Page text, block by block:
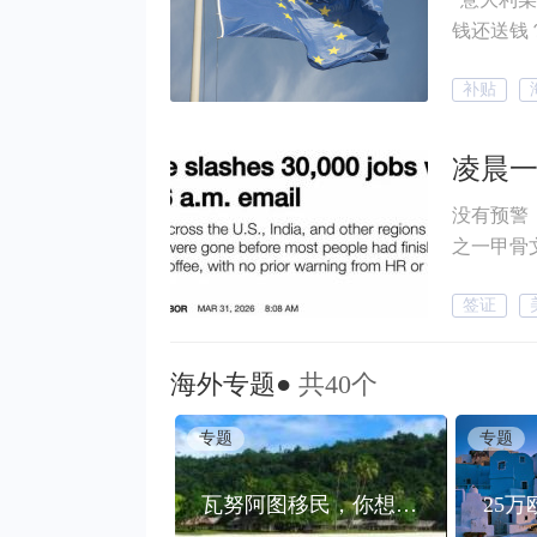
钱还送钱？” “希腊免费住，每月还补贴500欧！
的吗？ 答案是：真的——但没你想的那么简单。 这里面有没有套
补贴
没有预警
之一甲骨
为被裁
没有一
作？
签证
海外专题● 共40个
专题
瓦努阿图移民，你想了解的都在这里
专题